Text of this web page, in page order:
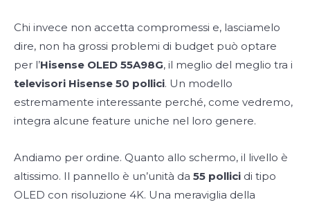
Chi invece non accetta compromessi e, lasciamelo
dire, non ha grossi problemi di budget può optare
per l’Hisense OLED 55A98G, il meglio del meglio tra i
televisori Hisense 50 pollici. Un modello
estremamente interessante perché, come vedremo,
integra alcune feature uniche nel loro genere.
Andiamo per ordine. Quanto allo schermo, il livello è
altissimo. Il pannello è un’unità da 55 pollici di tipo
OLED con risoluzione 4K. Una meraviglia della